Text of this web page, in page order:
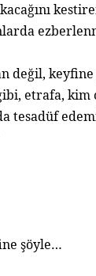
değil,
etrafa, kim
tesadüf
şöyle…